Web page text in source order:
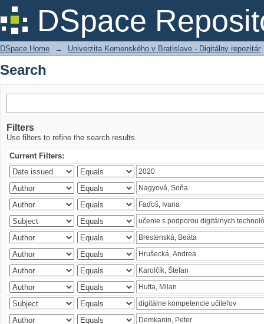
DSpace
Search
DSpace Home → Univerzita Komenského v Bratislave - Digitálny repozitár
Search
Filters
Use filters to refine the search results.
Current Filters: